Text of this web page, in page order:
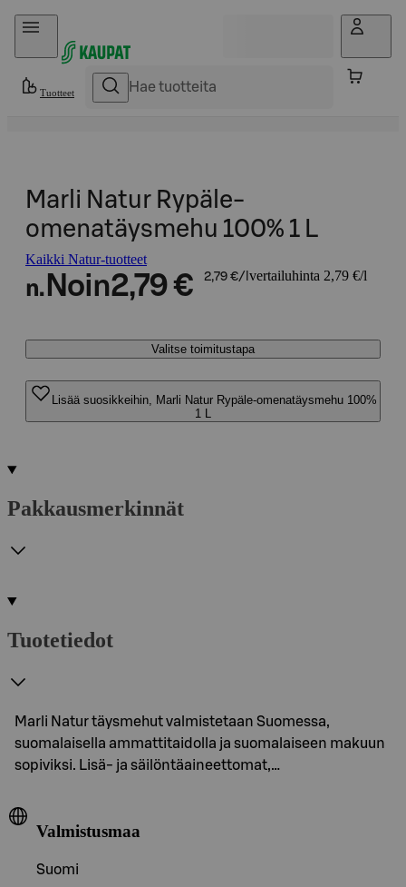
Hyppää sisältöön
Tuotteet
Marli Natur Rypäle-
omenatäysmehu 100% 1 L
Kaikki Natur-tuotteet
n. Noin2,79 € 2,79 €/l vertailuhinta 2,79 €/l
Valitse toimitustapa
Lisää suosikkeihin, Marli Natur Rypäle-omenatäysmehu 100%
1 L
Pakkausmerkinnät
Tuotetiedot
Marli Natur täysmehut valmistetaan Suomessa,
suomalaisella ammattitaidolla ja suomalaiseen makuun
sopiviksi. Lisä- ja säilöntäaineettomat,…
Valmistusmaa
Suomi